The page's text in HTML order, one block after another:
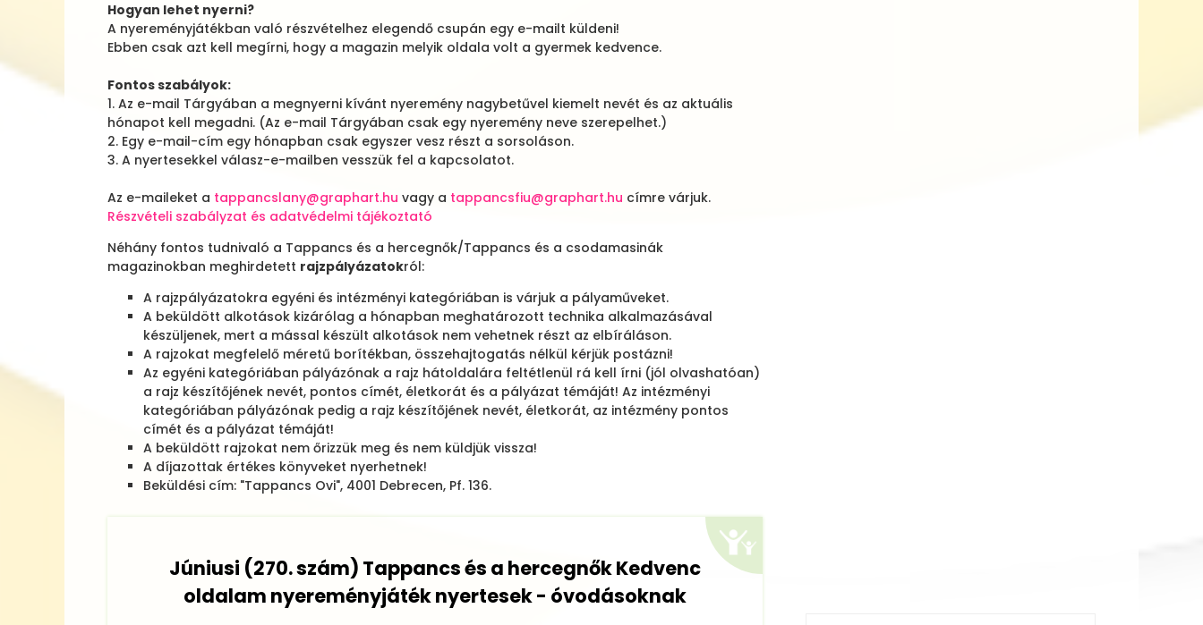
Hogyan lehet nyerni?
A nyereményjátékban való részvételhez elegendő csupán egy e-mailt küldeni!
Ebben csak azt kell megírni, hogy a magazin melyik oldala volt a gyermek kedvence.
Fontos szabályok:
1. Az e-mail Tárgyában a megnyerni kívánt nyeremény nagybetűvel kiemelt nevét és az aktuális
hónapot kell megadni. (Az e-mail Tárgyában csak egy nyeremény neve szerepelhet.)
2. Egy e-mail-cím egy hónapban csak egyszer vesz részt a sorsoláson.
3. A nyertesekkel válasz-e-mailben vesszük fel a kapcsolatot.
Az e-maileket a tappancslany@graphart.hu vagy a tappancsfiu@graphart.hu címre várjuk.
Részvételi szabályzat és adatvédelmi tájékoztató
Néhány fontos tudnivaló a Tappancs és a hercegnők/Tappancs és a csodamasinák
magazinokban meghirdetett rajzpályázatokról:
A rajzpályázatokra egyéni és intézményi kategóriában is várjuk a pályaműveket.
A beküldött alkotások kizárólag a hónapban meghatározott technika alkalmazásával
készüljenek, mert a mással készült alkotások nem vehetnek részt az elbíráláson.
A rajzokat megfelelő méretű borítékban, összehajtogatás nélkül kérjük postázni!
Az egyéni kategóriában pályázónak a rajz hátoldalára feltétlenül rá kell írni (jól olvashatóan)
a rajz készítőjének nevét, pontos címét, életkorát és a pályázat témáját! Az intézményi
kategóriában pályázónak pedig a rajz készítőjének nevét, életkorát, az intézmény pontos
címét és a pályázat témáját!
A beküldött rajzokat nem őrizzük meg és nem küldjük vissza!
A díjazottak értékes könyveket nyerhetnek!
Beküldési cím: "Tappancs Ovi", 4001 Debrecen, Pf. 136.
Júniusi (270. szám) Tappancs és a hercegnők Kedvenc
oldalam nyereményjáték nyertesek - óvodásoknak